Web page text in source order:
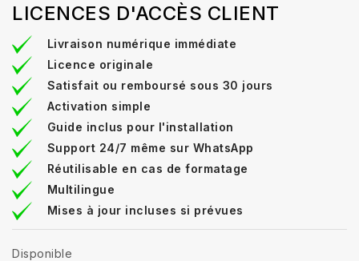
LICENCES D'ACCÈS CLIENT
Livraison numérique immédiate
Licence originale
Satisfait ou remboursé sous 30 jours
Activation simple
Guide inclus pour l'installation
Support 24/7 même sur WhatsApp
Réutilisable en cas de formatage
Multilingue
Mises à jour incluses si prévues
Disponible